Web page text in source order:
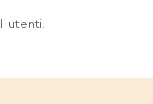
utenti.